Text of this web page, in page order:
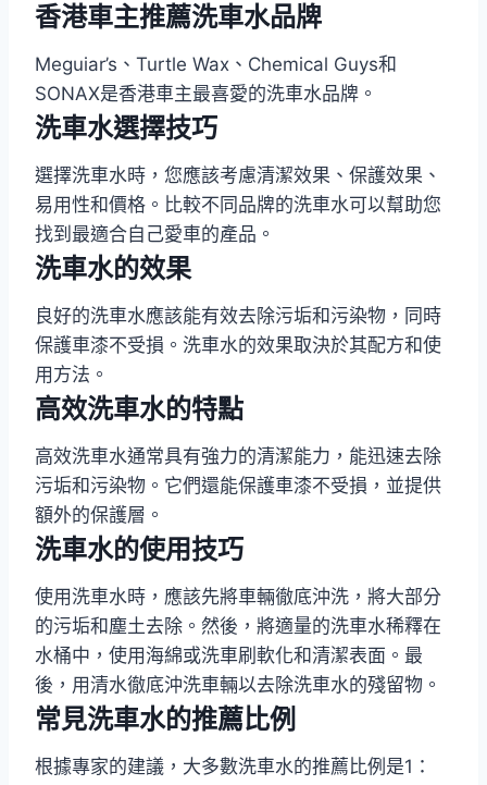
香港車主推薦洗車水品牌
Meguiar’s、Turtle Wax、Chemical Guys和
SONAX是香港車主最喜愛的洗車水品牌。
洗車水選擇技巧
選擇洗車水時，您應該考慮清潔效果、保護效果、
易用性和價格。比較不同品牌的洗車水可以幫助您
找到最適合自己愛車的產品。
洗車水的效果
良好的洗車水應該能有效去除污垢和污染物，同時
保護車漆不受損。洗車水的效果取決於其配方和使
用方法。
高效洗車水的特點
高效洗車水通常具有強力的清潔能力，能迅速去除
污垢和污染物。它們還能保護車漆不受損，並提供
額外的保護層。
洗車水的使用技巧
使用洗車水時，應該先將車輛徹底沖洗，將大部分
的污垢和塵土去除。然後，將適量的洗車水稀釋在
水桶中，使用海綿或洗車刷軟化和清潔表面。最
後，用清水徹底沖洗車輛以去除洗車水的殘留物。
常見洗車水的推薦比例
根據專家的建議，大多數洗車水的推薦比例是1：